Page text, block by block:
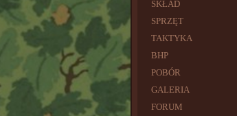
SKŁAD
SPRZĘT
TAKTYKA
BHP
POBÓR
GALERIA
FORUM